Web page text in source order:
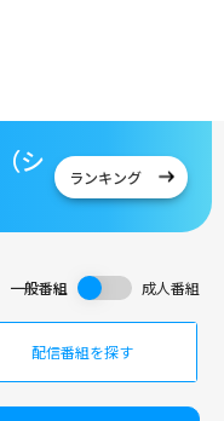
シ
ランキング
一般番組 成人番組
配信番組を探す